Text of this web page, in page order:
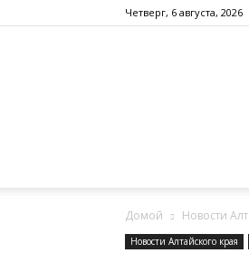
Четверг, 6 августа, 2026
Домой Новости
Новости Алтайского края